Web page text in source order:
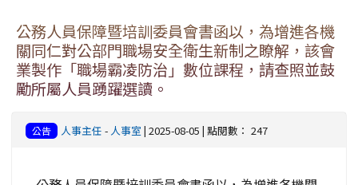
公務人員保障暨培訓委員會書函以，為增進各機
關同仁對公部門職場安全衛生新制之瞭解，該會
業製作「職場霸凌防治」數位課程，請查照並鼓
勵所屬人員踴躍選讀。
公告 人事主任 - 人事室 | 2025-08-05 | 點閱數： 247